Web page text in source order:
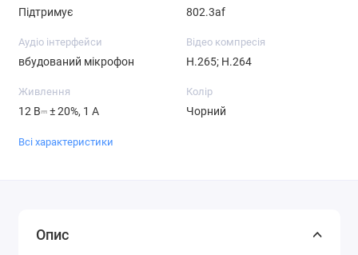
Підтримує 802.3af
Аудіо інтерфейси
вбудований мікрофон
Відео компресія
H.265; H.264
Живлення
12 В⎓ ± 20%, 1 А
Колір
Чорний
Всі характеристики
Опис